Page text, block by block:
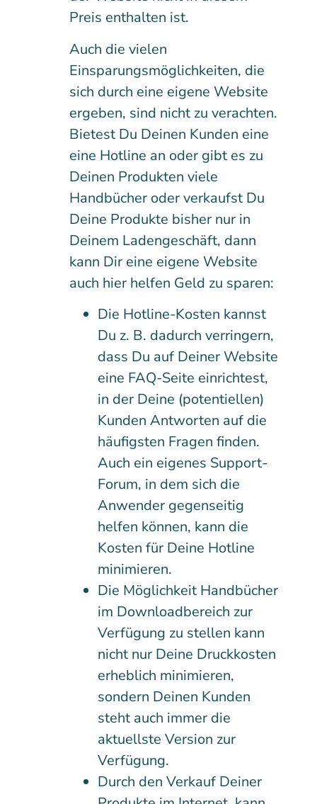
Preis enthalten ist.
Auch die vielen
Einsparungsmöglichkeiten, die
sich durch eine eigene Website
ergeben, sind nicht zu verachten.
Bietest Du Deinen Kunden eine
eine Hotline an oder gibt es zu
Deinen Produkten viele
Handbücher oder verkaufst Du
Deine Produkte bisher nur in
Deinem Ladengeschäft, dann
kann Dir eine eigene Website
auch hier helfen Geld zu sparen:
Die Hotline-Kosten kannst
Du z. B. dadurch verringern,
dass Du auf Deiner Website
eine FAQ-Seite einrichtest,
in der Deine (potentiellen)
Kunden Antworten auf die
häufigsten Fragen finden.
Auch ein eigenes Support-
Forum, in dem sich die
Anwender gegenseitig
helfen können, kann die
Kosten für Deine Hotline
minimieren.
Die Möglichkeit Handbücher
im Downloadbereich zur
Verfügung zu stellen kann
nicht nur Deine Druckkosten
erheblich minimieren,
sondern Deinen Kunden
steht auch immer die
aktuellste Version zur
Verfügung.
Durch den Verkauf Deiner